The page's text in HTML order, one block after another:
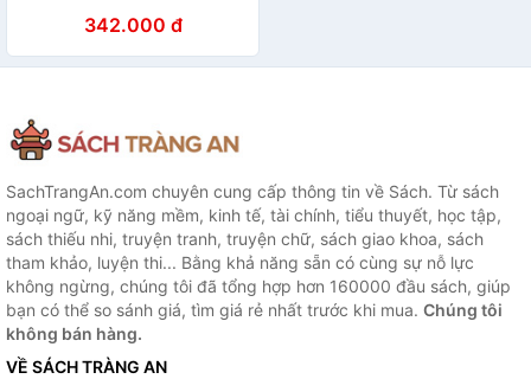
Diploma (French Edition)
342.000 đ
SachTrangAn.com chuyên cung cấp thông tin về Sách. Từ sách
ngoại ngữ, kỹ năng mềm, kinh tế, tài chính, tiểu thuyết, học tập,
sách thiếu nhi, truyện tranh, truyện chữ, sách giao khoa, sách
tham khảo, luyện thi... Bằng khả năng sẵn có cùng sự nỗ lực
không ngừng, chúng tôi đã tổng hợp hơn 160000 đầu sách, giúp
bạn có thể so sánh giá, tìm giá rẻ nhất trước khi mua. Chúng tôi
không bán hàng.
VỀ SÁCH TRÀNG AN